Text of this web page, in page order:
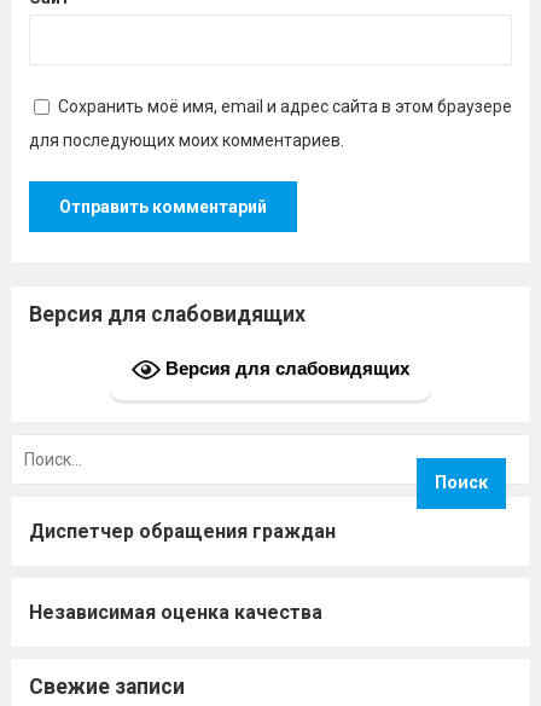
Сохранить моё имя, email и адрес сайта в этом браузере
для последующих моих комментариев.
Версия для слабовидящих
Версия для слабовидящих
Диспетчер обращения граждан
Независимая оценка качества
Свежие записи